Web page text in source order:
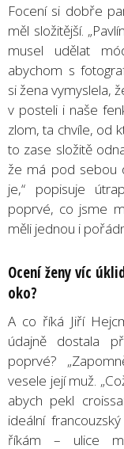
Focení si dobře
měl složitější.
musel udělat
abychom s
si žena vymyslela,
v posteli i naše
zlom, ta chvíle, od
to zase složitě
že má pod sebou
je,“ popisuje
poprvé, co jsme
měli jednou i
Ocení ženy víc
oko?
A co říká Jiří
údajně dostala
poprvé?
vesele její muž.
abych pekl
ideální
říkám – ulice